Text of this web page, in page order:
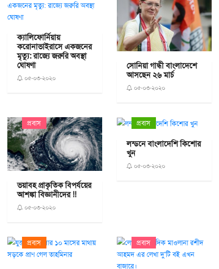
ক‌্যালিফোর্নিয়ায়
করোনাভাইরাসে একজনের
মৃত্যু: রাজ্যে জরুরি অবস্থা
ঘোষণা
০৫-০৩-২০২০
সোনিয়া গান্ধী বাংলাদেশে
আসছেন ২৬ মার্চ
০৫-০৩-২০২০
প্রবাস
ভয়াবহ প্রাকৃতিক বিপর্যয়ের
আশঙ্কা বিজ্ঞানীদের !!
০৫-০৩-২০২০
প্রবাস
লন্ডনে বাংলাদেশি কিশোর
খুন
০৫-০৩-২০২০
প্রবাস প্রবাস